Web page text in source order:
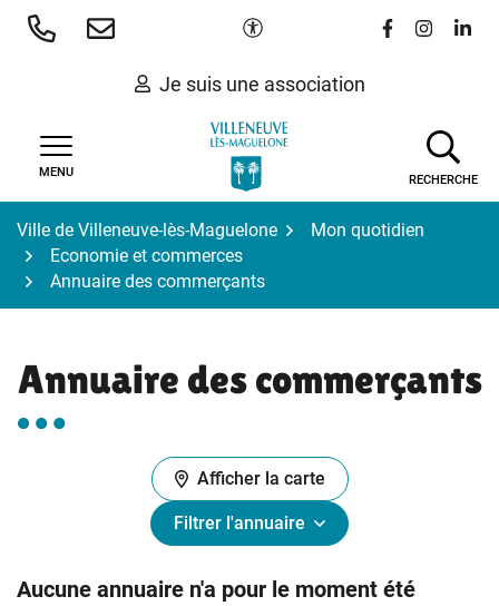
Aller
Paramètres d'accessibilité
Lien vers le
Lien vers
Lien
Je suis une association
MENU
RECHERCHE
Ville de Villeneuve-lès-Maguelone
Mon quotidien
Economie et commerces
Annuaire des commerçants
Annuaire des commerçants
Afficher la carte
Filtrer l'annuaire
Filtrer les annuaire
Liste des annuaire
Aucune annuaire n'a pour le moment été